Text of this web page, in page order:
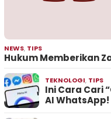
NEWS, TIPS
Hukum Memberikan
TEKNOLOGI, TIPS
Ini Cara Cari
AI WhatsApp!